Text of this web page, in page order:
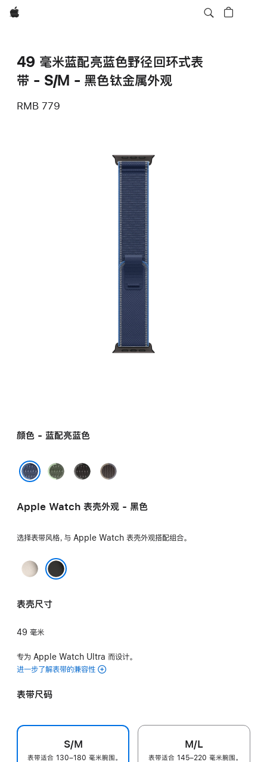
Apple
49 毫米蓝配亮蓝色野径回环式表
带 - S/M - 黑色钛金属外观
RMB 779
颜色 - 蓝配亮蓝色
绿
黑
蓝
黑
Apple Watch 表壳外观 - 黑色
选择表带风格，与 Apple Watch 表壳外观搭配组合。
原
表壳尺寸
49 毫米
专为 Apple Watch Ultra 而设计。
进一步了解表带的兼容性
表带尺码
S/M
表带适合 130–180 毫米腕围。
M/L
表带适合 145–220 毫米腕围。